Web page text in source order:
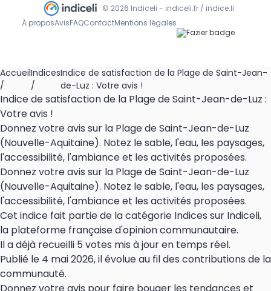
© 2026 Indiceli - indiceli.fr / indice.li
À proposAvisFAQContactMentions légales
Accueil
/
Indices
/
Indice de satisfaction de la Plage de Saint-Jean-
de-Luz : Votre avis !
Indice de satisfaction de la Plage de Saint-Jean-de-Luz :
Votre avis !
Donnez votre avis sur la Plage de Saint-Jean-de-Luz
(Nouvelle-Aquitaine). Notez le sable, l'eau, les paysages,
l'accessibilité, l'ambiance et les activités proposées.
Donnez votre avis sur la Plage de Saint-Jean-de-Luz
(Nouvelle-Aquitaine). Notez le sable, l'eau, les paysages,
l'accessibilité, l'ambiance et les activités proposées.
Cet indice fait partie de la catégorie Indices sur Indiceli,
la plateforme française d'opinion communautaire.
Il a déjà recueilli 5 votes mis à jour en temps réel.
Publié le 4 mai 2026, il évolue au fil des contributions de la
communauté.